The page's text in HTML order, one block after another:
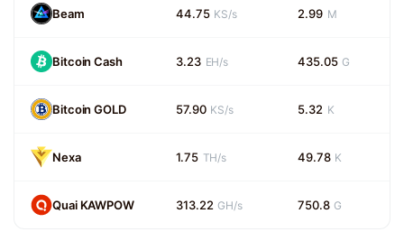
Beam 44.75 KS/s 2.99 M
Bitcoin Cash 3.23 EH/s 435.05 G
Bitcoin GOLD 57.90 KS/s 5.32 K
Nexa 1.75 TH/s 49.78 K
Quai KAWPOW 313.22 GH/s 750.8 G